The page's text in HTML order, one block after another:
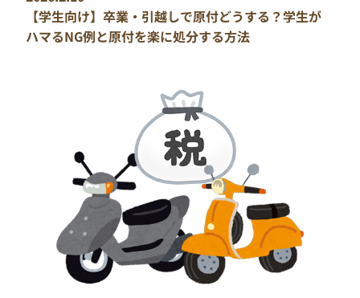
【学生向け】卒業・引越しで原付どうする？学生が
ハマるNG例と原付を楽に処分する方法